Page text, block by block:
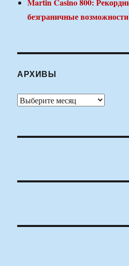
безграничные
АРХИВЫ
Архивы